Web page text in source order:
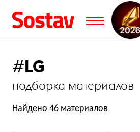
#LG
подборка материалов
Найдено 46 материалов